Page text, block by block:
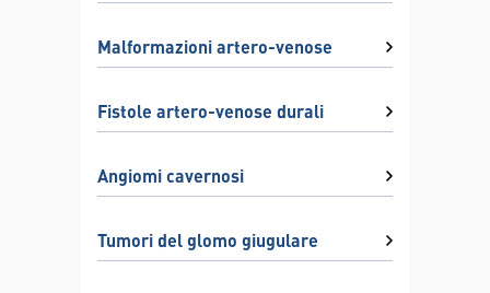
Malformazioni artero-venose
Fistole artero-venose durali
Angiomi cavernosi
Tumori del glomo giugulare